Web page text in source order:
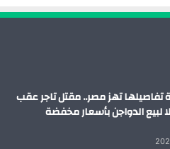
تهز مصر.. مقتل تاجر عقب
لبيع الدواجن بأسعار مخفضة